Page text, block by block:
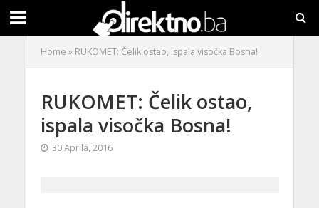
Home » RUKOMET: Čelik ostao, ispala visočka Bosna!
RUKOMET: Čelik ostao,
ispala visočka Bosna!
30 Aprila, 2016